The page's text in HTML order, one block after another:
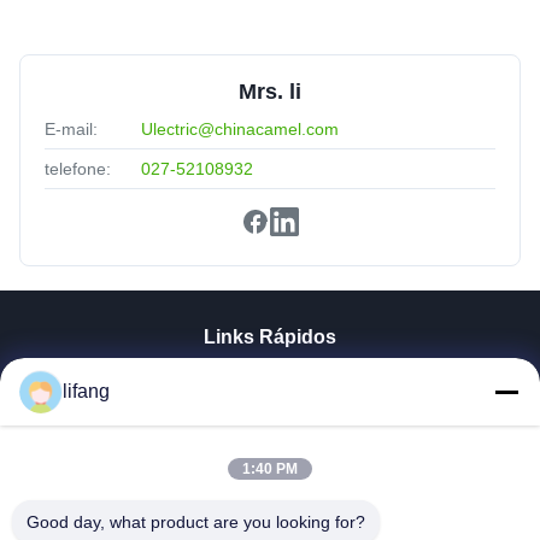
Mrs. li
E-mail: Ulectric@chinacamel.com
telefone: 027-52108932
Links Rápidos
Fábrica
Fale Conosco
lifang
1:40 PM
Good day, what product are you looking for?